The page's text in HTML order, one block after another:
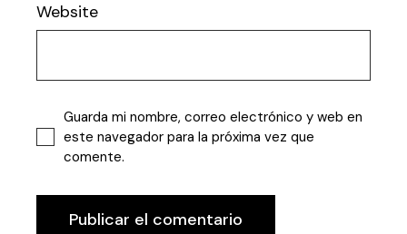
Website
Guarda mi nombre, correo electrónico y web en
este navegador para la próxima vez que
comente.
Publicar el comentario